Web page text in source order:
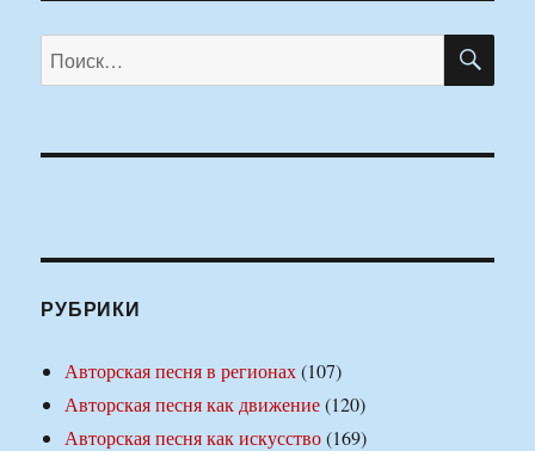
Искать:
РУБРИКИ
Авторская песня в регионах(107)
Авторская песня как движение(120)
Авторская песня как искусство(169)